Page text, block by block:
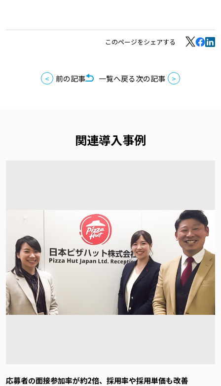
このページをシェアする
前の記事 一覧へ戻る次の記事
関連導入事例
応募者の面接参加率が約2倍、採用率や採用単価も改善